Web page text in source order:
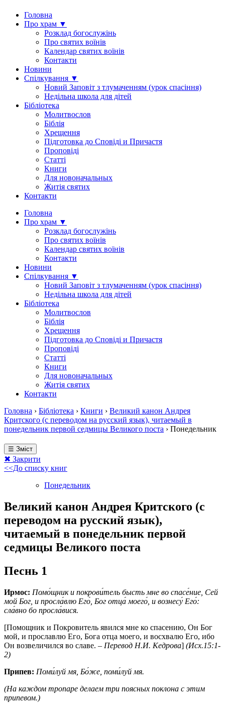
Головна
Про храм ▼
Розклад богослужінь
Про святих воїнів
Календар святих воїнів
Контакти
Новини
Спілкування ▼
Новий Заповіт з тлумаченням (урок спасіння)
Недільна школа для дітей
Бібліотека
Молитвослов
Біблія
Хрещення
Підготовка до Сповіді и Причастя
Проповіді
Статті
Книги
Для новоначальных
Житія святих
Контакти
Головна
Про храм ▼
Розклад богослужінь
Про святих воїнів
Календар святих воїнів
Контакти
Новини
Спілкування ▼
Новий Заповіт з тлумаченням (урок спасіння)
Недільна школа для дітей
Бібліотека
Молитвослов
Біблія
Хрещення
Підготовка до Сповіді и Причастя
Проповіді
Статті
Книги
Для новоначальных
Житія святих
Контакти
Головна › Бібліотека › Книги › Великий канон Андрея
Критского (с переводом на русский язык), читаемый в
понедельник первой седмицы Великого поста › Понедельник
☰ Зміст
✖ Закрити
<<До списку книг
Понедельник
Великий канон Андрея Критского (с
переводом на русский язык),
читаемый в понедельник первой
седмицы Великого поста
Песнь 1
Ирмос: Помо́щник и покрови́тель бысть мне во спасе́ние, Сей
мой Бог, и просла́влю Его́, Бог отца́ моего́, и вознесу́ Его́:
сла́вно бо просла́вися.
[Помощник и Покровитель явился мне ко спасению, Он Бог
мой, и прославлю Его, Бога отца моего, и восхвалю Его, ибо
Он возвеличился во славе. – Перевод Н.И. Кедрова] (Исх.15:1-
2)
Припев: Поми́луй мя, Бо́же, поми́луй мя.
(На каждом тропаре делаем три поясных поклона с этим
припевом.)